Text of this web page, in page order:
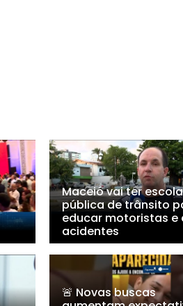
Maceió vai ter escola
pública de trânsito
educar motoristas e
acidentes
🚨 Novas buscas